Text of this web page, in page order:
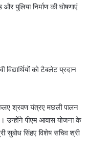
पुलिया निर्माण की घोषणाएं
को टैबलेट प्रदान
श्रवण यंत्रए मछली पालन
उन्होंने पीएम आवास योजना के
सुबोध सिंहए विशेष सचिव श्री